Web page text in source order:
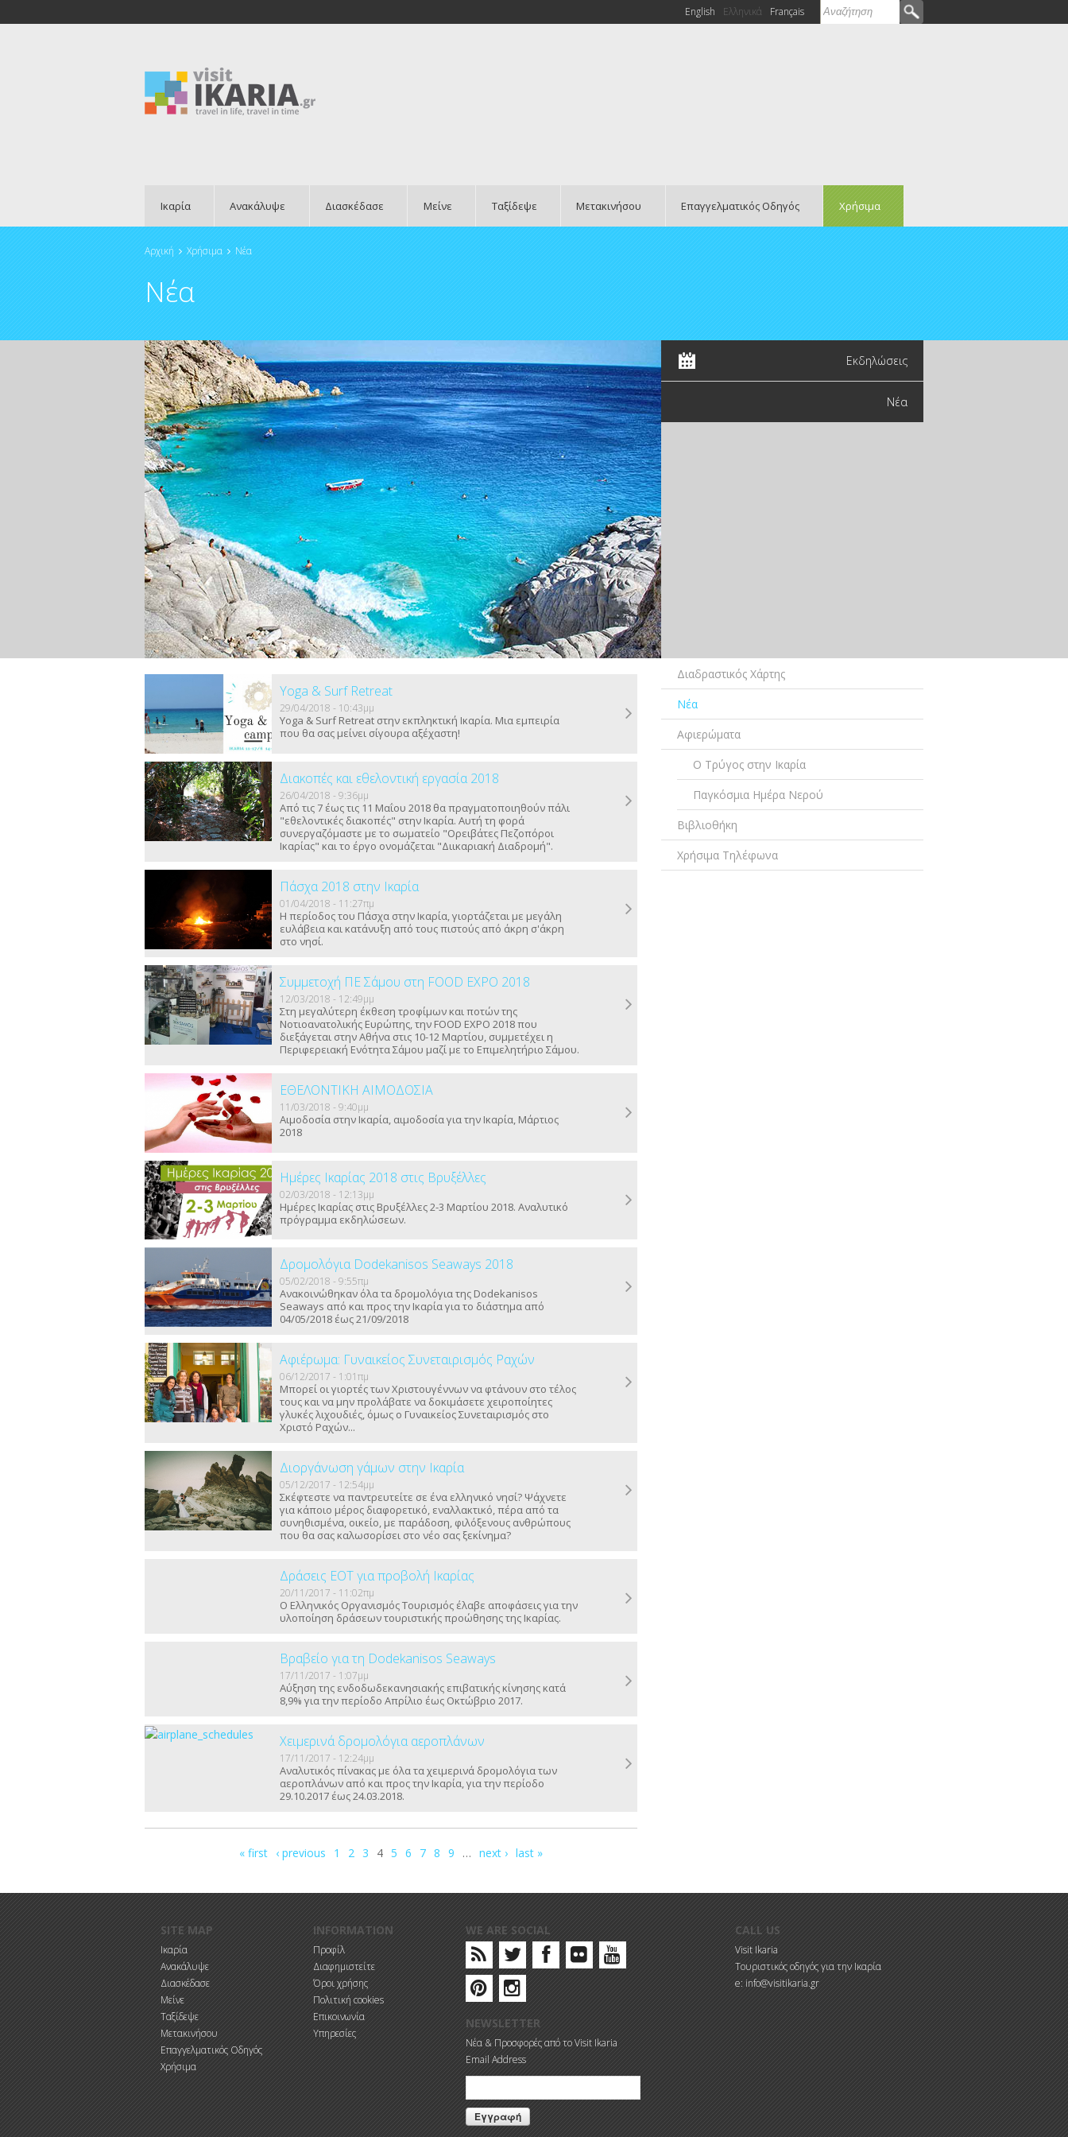
Φόρμα αναζήτησης
Αναζήτηση
English Ελληνικά Français
Ικαρία Ανακάλυψε Διασκέδασε Μείνε Ταξίδεψε Μετακινήσου Επαγγελματικός Οδηγός Χρήσιμα
Είστε εδώ
Αρχική Χρήσιμα Νέα
Νέα
Εκδηλώσεις
Νέα
Yoga & Surf Retreat
29/04/2018 - 10:43μμ
Yoga & Surf Retreat στην εκπληκτική Ικαρία. Μια εμπειρία
που θα σας μείνει σίγουρα αξέχαστη!
Διακοπές και εθελοντική εργασία 2018
26/04/2018 - 9:36μμ
Από τις 7 έως τις 11 Μαΐου 2018 θα πραγματοποιηθούν πάλι
"εθελοντικές διακοπές" στην Ικαρία. Αυτή τη φορά
συνεργαζόμαστε με το σωματείο "Ορειβάτες Πεζοπόροι
Ικαρίας" και το έργο ονομάζεται "Διικαριακή Διαδρομή".
Πάσχα 2018 στην Ικαρία
01/04/2018 - 11:27πμ
Η περίοδος του Πάσχα στην Ικαρία, γιορτάζεται με μεγάλη
ευλάβεια και κατάνυξη από τους πιστούς από άκρη σ'άκρη
στο νησί.
Συμμετοχή ΠΕ Σάμου στη FOOD EXPO 2018
12/03/2018 - 12:49μμ
Στη μεγαλύτερη έκθεση τροφίμων και ποτών της
Νοτιοανατολικής Ευρώπης, την FOOD EXPO 2018 που
διεξάγεται στην Αθήνα στις 10-12 Μαρτίου, συμμετέχει η
Περιφερειακή Ενότητα Σάμου μαζί με το Επιμελητήριο Σάμου.
ΕΘΕΛΟΝΤΙΚΗ ΑΙΜΟΔΟΣΙΑ
11/03/2018 - 9:40μμ
Αιμοδοσία στην Ικαρία, αιμοδοσία για την Ικαρία, Μάρτιος
2018
Ημέρες Ικαρίας 2018 στις Βρυξέλλες
02/03/2018 - 12:13μμ
Ημέρες Ικαρίας στις Βρυξέλλες 2-3 Μαρτίου 2018. Αναλυτικό
πρόγραμμα εκδηλώσεων.
Δρομολόγια Dodekanisos Seaways 2018
05/02/2018 - 9:55πμ
Ανακοινώθηκαν όλα τα δρομολόγια της Dodekanisos
Seaways από και προς την Ικαρία για το διάστημα από
04/05/2018 έως 21/09/2018
Αφιέρωμα: Γυναικείος Συνεταιρισμός Ραχών
06/12/2017 - 1:01πμ
Μπορεί οι γιορτές των Χριστουγέννων να φτάνουν στο τέλος
τους και να μην προλάβατε να δοκιμάσετε χειροποίητες
γλυκές λιχουδιές, όμως ο Γυναικείος Συνεταιρισμός στο
Χριστό Ραχών...
Διοργάνωση γάμων στην Ικαρία
05/12/2017 - 12:54μμ
Σκέφτεστε να παντρευτείτε σε ένα ελληνικό νησί? Ψάχνετε
για κάποιο μέρος διαφορετικό, εναλλακτικό, πέρα από τα
συνηθισμένα, οικείο, με παράδοση, φιλόξενους ανθρώπους
που θα σας καλωσορίσει στο νέο σας ξεκίνημα?
Δράσεις ΕΟΤ για προβολή Ικαρίας
20/11/2017 - 11:02πμ
Ο Ελληνικός Οργανισμός Τουρισμός έλαβε αποφάσεις για την
υλοποίηση δράσεων τουριστικής προώθησης της Ικαρίας.
Βραβείο για τη Dodekanisos Seaways
17/11/2017 - 1:07μμ
Αύξηση της ενδοδωδεκανησιακής επιβατικής κίνησης κατά
8,9% για την περίοδο Απρίλιο έως Οκτώβριο 2017.
Χειμερινά δρομολόγια αεροπλάνων
17/11/2017 - 12:24μμ
Αναλυτικός πίνακας με όλα τα χειμερινά δρομολόγια των
αεροπλάνων από και προς την Ικαρία, για την περίοδο
29.10.2017 έως 24.03.2018.
« first ‹ previous 1 2 3 4 5 6 7 8 9 … next › last »
Διαδραστικός Χάρτης
Νέα
Αφιερώματα
Ο Τρύγος στην Ικαρία
Παγκόσμια Ημέρα Νερού
Βιβλιοθήκη
Χρήσιμα Τηλέφωνα
SITE MAP
Ικαρία
Ανακάλυψε
Διασκέδασε
Μείνε
Ταξίδεψε
Μετακινήσου
Επαγγελματικός Οδηγός
Χρήσιμα
INFORMATION
Προφίλ
Διαφημιστείτε
Όροι χρήσης
Πολιτική cookies
Επικοινωνία
Υπηρεσίες
WE ARE SOCIAL
NEWSLETTER
Νέα & Προσφορές από το Visit Ikaria
Email Address
CALL US
Visit Ikaria
Τουριστικός οδηγός για την Ικαρία
e: info@visitikaria.gr